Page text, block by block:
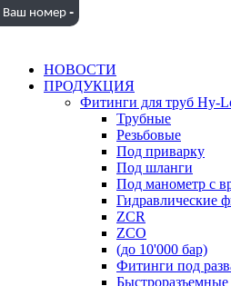
НОВОСТИ
ПРОДУКЦИЯ
Фитинги для труб Hy-
Трубные
Резьбовые
Под приварку
Под шланги
Под манометр с
Гидравлические
ZCR
ZCO
(до 10'000 бар)
Фитинги под
Ваш номер -